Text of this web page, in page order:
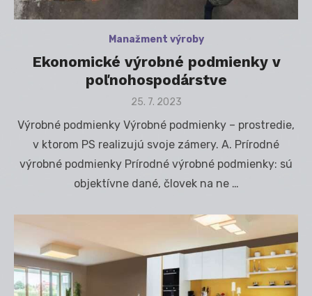
Manažment výroby
Ekonomické výrobné podmienky v
poľnohospodárstve
Posted
25. 7. 2023
Výrobné podmienky Výrobné podmienky – prostredie,
v ktorom PS realizujú svoje zámery. A. Prírodné
výrobné podmienky Prírodné výrobné podmienky: sú
objektívne dané, človek na ne …